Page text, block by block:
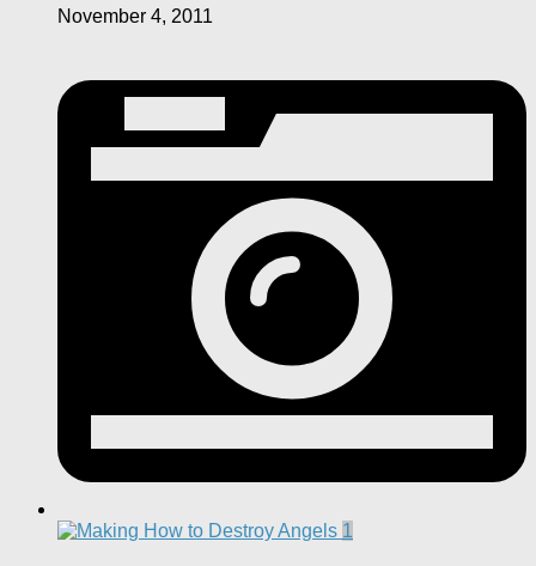
November 4, 2011
1